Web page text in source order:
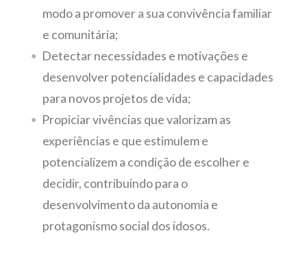
modo a promover a sua convivência familiar
e comunitária;
Detectar necessidades e motivações e
desenvolver potencialidades e capacidades
para novos projetos de vida;
Propiciar vivências que valorizam as
experiências e que estimulem e
potencializem a condição de escolher e
decidir, contribuindo para o
desenvolvimento da autonomia e
protagonismo social dos idosos.